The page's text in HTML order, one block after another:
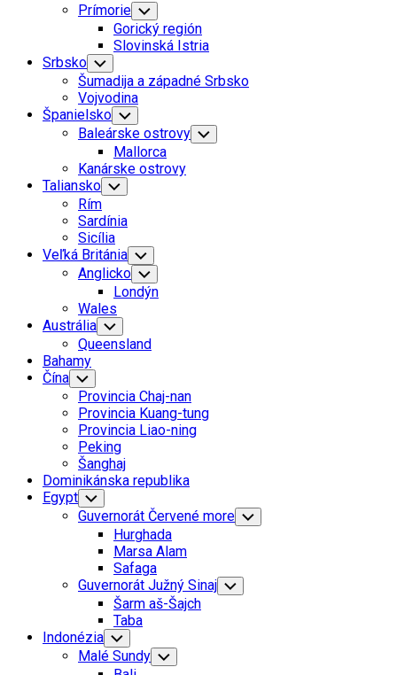
Prímorie Toggle
Child
Menu
Gorický región
Slovinská Istria
Srbsko Toggle
Child
Menu
Šumadija a západné Srbsko
Vojvodina
Španielsko Toggle
Child
Menu
Baleárske ostrovy Toggle
Child
Mallorca
Kanárske ostrovy
Taliansko Toggle
Child
Menu
Rím
Sardínia
Sicília
Veľká Británia Toggle
Child
Menu
Anglicko Toggle
Child
Menu
Londýn
Wales
Austrália Toggle
Child
Menu
Queensland
Bahamy
Čína Toggle
Child
Menu
Provincia Chaj-nan
Provincia Kuang-tung
Provincia Liao-ning
Peking
Šanghaj
Dominikánska republika
Egypt Toggle
Child
Menu
Guvernorát Červené more Toggle
Child
Hurghada
Marsa Alam
Safaga
Guvernorát Južný Sinaj Toggle
Child
Šarm aš-Šajch
Taba
Indonézia Toggle
Child
Menu
Malé Sundy Toggle
Child